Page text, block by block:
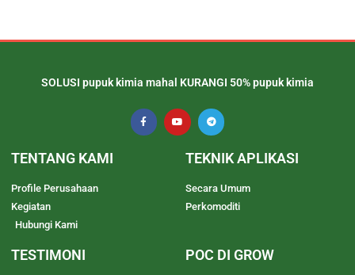
SOLUSI pupuk kimia mahal KURANGI 50% pupuk kimia
TENTANG KAMI
Profile Perusahaan
Kegiatan
Hubungi Kami
TEKNIK APLIKASI
Secara Umum
Perkomoditi
TESTIMONI POC DI GROW